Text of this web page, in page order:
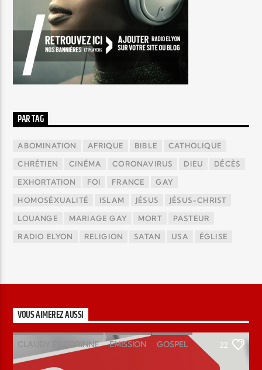
PAR TAG
ABOMINATION AFRIQUE BIBLE CATHOLIQUE
CHRÉTIEN CINÉMA CORONAVIRUS DIEU DÉCÈS
EXHORTATION FOI FRANCE GAY
HOMOSÉXUALITÉ ISLAM JÉSUS JÉSUS-CHRIST
LOUANGE MARIAGE GAY MORT PASTEUR
RADIO ELYON RELIGION SATAN USA ÉGLISE
VOUS AIMEREZ AUSSI
CLAUDY ET CORINNE ÉMISSION GOSPEL
MAGAZINE
22